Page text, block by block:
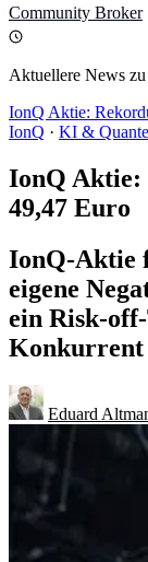
Community Broker
Aktuellere News
IonQ Aktie:
IonQ · KI &
IonQ Aktie:
49,47 Euro
IonQ-Aktie
eigene
ein Risk-
Konkurrent
Eduard